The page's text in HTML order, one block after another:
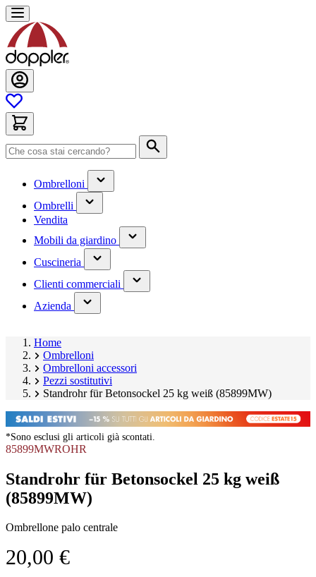
Salta
al
contenuto
Ombrelloni
(contiene
un
sottomenu)
Ombrelli
(contiene
un
Vendita
Mobili da giardino
(contiene
un
Cuscineria
(contiene
un
sottomenu)
Clienti commerciali
(has
submenu)
Azienda
(has
submenu)
Home
Ombrelloni
Ombrelloni accessori
Pezzi sostitutivi
Standrohr für Betonsockel 25 kg weiß (85899MW)
*Sono esclusi gli articoli già scontati.
85899MWROHR
Standrohr für Betonsockel 25 kg weiß
(85899MW)
Ombrellone palo centrale
20,00 €